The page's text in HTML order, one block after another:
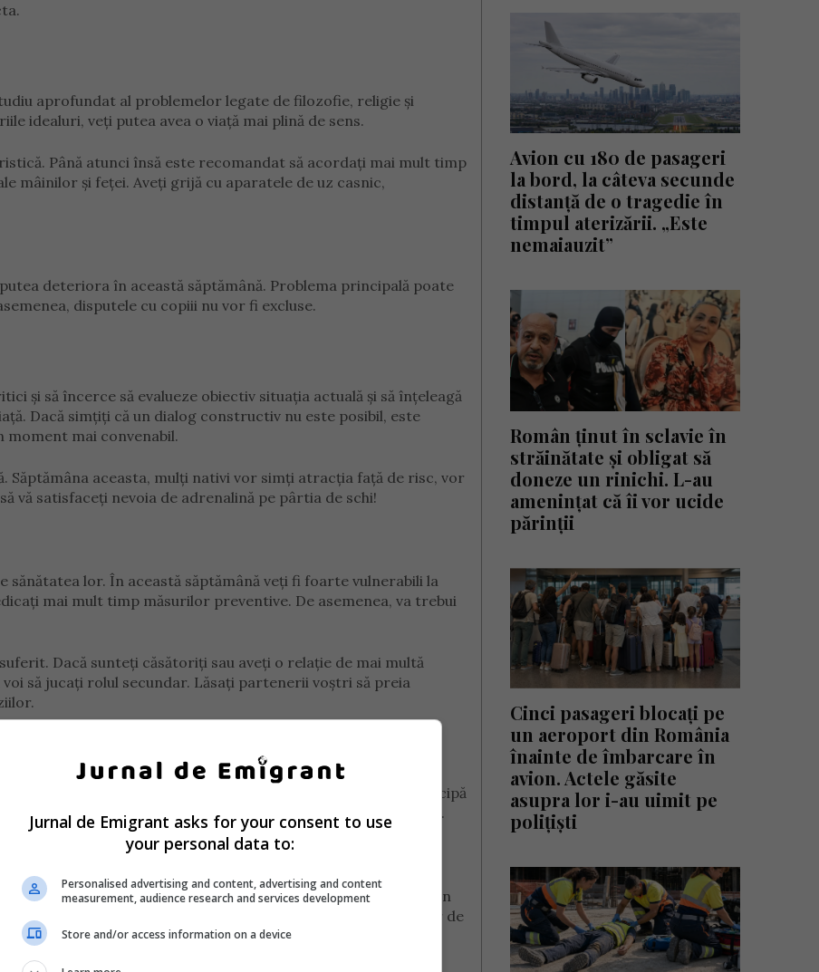
aprofundat al problemelor legate de filozofie, religie și
idealuri, veți putea avea o viață mai plină de sens.
Până atunci însă este recomandat să acordați mai mult timp
mâinilor și feței. Aveți grijă cu aparatele de uz casnic,
deteriora în această săptămână. Problema principală poate
disputele cu copiii nu vor fi excluse.
și să încerce să evalueze obiectiv situația actuală și să înțeleagă
Dacă simțiți că un dialog constructiv nu este posibil, este
moment mai convenabil.
Săptămâna aceasta, mulți nativi vor simți atracția față de risc, vor
vă satisfaceți nevoia de adrenalină pe pârtia de schi!
sănătatea lor. În această săptămână veți fi foarte vulnerabili la
mai mult timp măsurilor preventive. De asemenea, va trebui
Dacă sunteți căsătoriți sau aveți o relație de mai multă
să jucați rolul secundar. Lăsați partenerii voștri să preia
fi favorabil mai ales pentru cei care merg în vizită sau participă
să petreacă mai mult timp în compania prietenilor sau rudelor.
de o puternică dorință de a pune lucrurile în ordine perfectă în
sărbătorilor de Crăciun, acest lucru va fi destul de ușor de
Avion cu 180 de pasageri
la bord, la câteva secunde
distanță de o tragedie în
timpul aterizării. „Este
nemaiauzit”
Român ținut în sclavie în
străinătate și obligat să
doneze un rinichi. L-au
amenințat că îi vor ucide
părinții
Cinci pasageri blocați pe
un aeroport din România
înainte de îmbarcare în
avion. Actele găsite
asupra lor i-au uimit pe
polițiști
Jurnal de Emigrant asks for your consent to use
your personal data to:
Personalised advertising and content, advertising and content
measurement, audience research and services development
Store and/or access information on a device